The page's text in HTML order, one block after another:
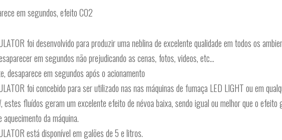
em segundos, efeito CO2
foi desenvolvido para produzir uma neblina de excelente qualidade em todos os
em segundos não prejudicando as cenas, fotos, videos, etc…
desaparece em segundos após o acionamento
foi concebido para ser utilizado nas nas máquinas de fumaça LED LIGHT ou em
estes fluídos geram um excelente efeito de névoa baixa, sendo igual ou melhor que o
da máquina.
está disponível em galões de 5 e litros.